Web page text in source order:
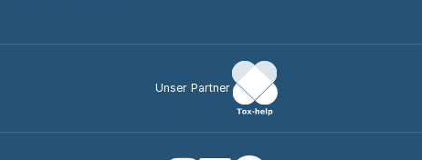
Unser Partner